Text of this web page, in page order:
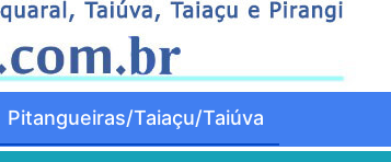
Pitangueiras/Taiaçu/Taiúva